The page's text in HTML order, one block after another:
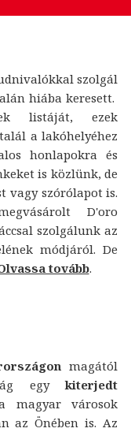
szolgál
hiába keresett.
listáját, ezek
a lakóhelyéhez
honlapokra és
is közlünk, de
szórólapot is.
D'oro
szolgálunk az
módjáról. De
tovább.
magától
egykiterjedt
magyar városok
az Önében is. Az